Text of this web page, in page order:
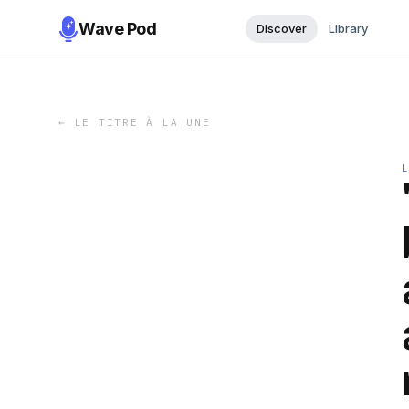
Wave Pod Discover Library
← LE TITRE À LA UNE